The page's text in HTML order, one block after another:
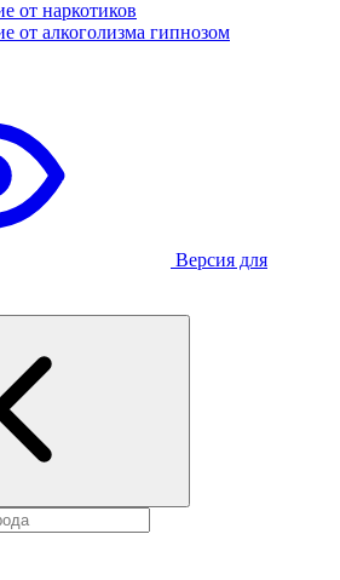
от наркотиков
от алкоголизма гипнозом
Версия для